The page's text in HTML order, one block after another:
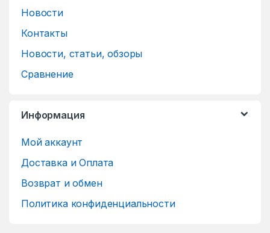
Новости
Контакты
Новости, статьи, обзоры
Сравнение
Информация
Мой аккаунт
Доставка и Оплата
Возврат и обмен
Политика конфиденциальности